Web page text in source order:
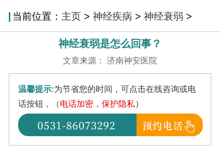
当前位置： 主页 >神经疾病 >神经衰弱 >
神经衰弱是怎么回事？
文章来源： 济南神安医院
温馨提示:为节省您的时间，可点击在线咨询或电
话按钮，（电话加密，保护隐私）